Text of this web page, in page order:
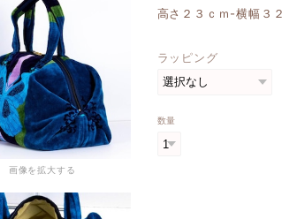
画像を拡大する
高さ２３ｃｍ-横幅３
ラッピング
数量